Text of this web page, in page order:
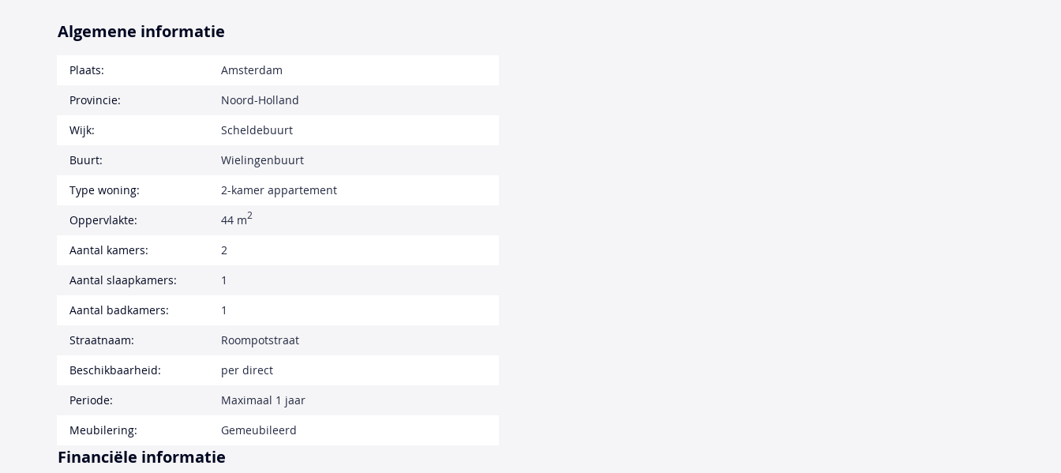
Algemene informatie
Plaats:
Amsterdam
Provincie:
Noord-Holland
Wijk:
Scheldebuurt
Buurt:
Wielingenbuurt
Type woning:
2-kamer appartement
Oppervlakte:
44 m2
Aantal kamers:
2
Aantal slaapkamers:
1
Aantal badkamers:
1
Straatnaam:
Roompotstraat
Beschikbaarheid:
per direct
Periode:
Maximaal 1 jaar
Meubilering:
Gemeubileerd
Financiële informatie